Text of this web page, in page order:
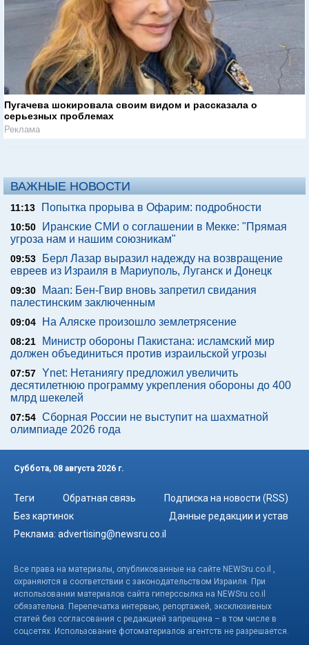
Пугачева шокировала своим видом и рассказала о
серьезных проблемах
Реклама
ВАЖНЫЕ НОВОСТИ
11:13 Попытка прорыва в Офарим: подробности
10:50
Иранские СМИ о соглашении в Мекке: "Прямая
угроза нам и нашим союзникам"
09:53
Берл Лазар выразил надежду на возвращение
евреев из Израиля в Мариуполь, Луганск и Донецк
09:30
Maan: Бен-Гвир вновь запретил свидания
палестинским заключенным
09:04 На Аляске произошло землетрясение
08:21
Министр обороны Пакистана: исламский мир
должен объединиться против израильской угрозы
07:57 Ynet: Нетаниягу предложил увеличить
десятилетнюю программу укрепления обороны до 400
млрд шекелей
07:54 Сборная России не выступит на шахматной
олимпиаде 2026 года
Суббота, 08 августа 2026 г.
Теги Обратная связь
Подписка на новости (RSS)
Без картинок
Данные редакции и устав
Реклама: advertising@newsru.co.il
Все права на материалы, опубликованные на сайте NEWSru.co.il ,
охраняются в соответствии с законодательством Израиля. При
использовании материалов сайта гиперссылка на NEWSru.co.il
обязательна. Перепечатка интервью, репортажей, эксклюзивных
статей без согласования с редакцией запрещена – в том числе в
соцсетях. Использование фотоматериалов агентств не разрешается.